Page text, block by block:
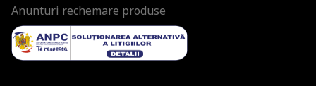
Anunturi rechemare produse